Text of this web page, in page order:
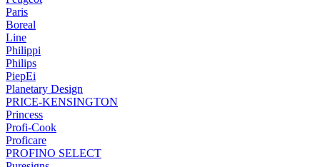
Paris
Boreal
Line
Philippi
Philips
PiepEi
Planetary Design
PRICE-KENSINGTON
Princess
Profi-Cook
Proficare
PROFINO SELECT